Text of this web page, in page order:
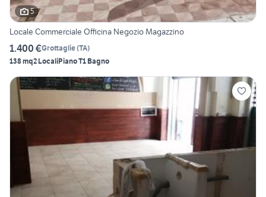
5
Locale Commerciale Officina Negozio Magazzino
1.400 €Grottaglie(TA)
138 mq2 LocaliPiano T1 Bagno